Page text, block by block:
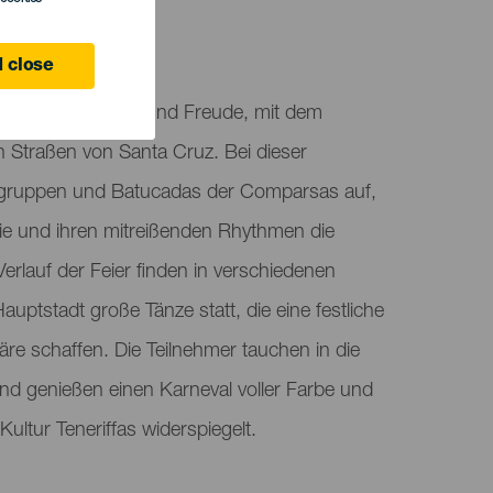
close
ist voller Energie und Freude, mit dem
Straßen von Santa Cruz. Bei dieser
und Batucadas der Comparsas auf,
und ihren mitreißenden Rhythmen die
der Feier finden in verschiedenen
große Tänze statt, die eine festliche
schaffen. Die Teilnehmer tauchen in die
genießen einen Karneval voller Farbe und
Teneriffas widerspiegelt.